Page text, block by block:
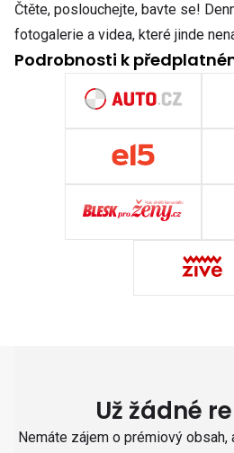
Čtěte, poslouchejte, bavte se!
fotogalerie a videa, které jinde
Podrobnosti k
Už žádné
Nemáte zájem o prémiový obsah,